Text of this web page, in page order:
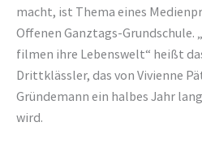
macht, ist Thema eines
Offenen Ganztags-Grundschule.
filmen ihre Lebenswelt“ heißt
Drittklässler, das von Vivienne
Gründemann ein halbes Jahr
wird.